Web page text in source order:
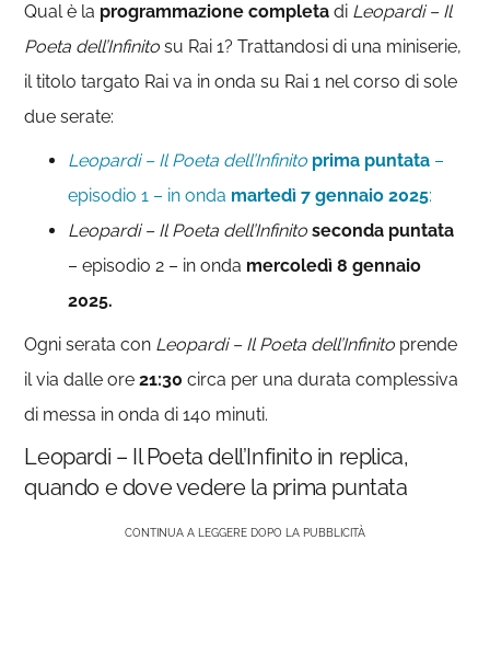
Qual è la programmazione completa di Leopardi – Il
Poeta dell’Infinito su Rai 1? Trattandosi di una miniserie,
il titolo targato Rai va in onda su Rai 1 nel corso di sole
due serate:
Leopardi – Il Poeta dell’Infinito prima puntata –
episodio 1 – in onda martedì 7 gennaio 2025:
Leopardi – Il Poeta dell’Infinito seconda puntata
– episodio 2 – in onda mercoledì 8 gennaio
2025.
Ogni serata con Leopardi – Il Poeta dell’Infinito prende
il via dalle ore21:30 circa per una durata complessiva
di messa in onda di 140 minuti.
Leopardi – Il Poeta dell’Infinito in replica,
quando e dove vedere la prima puntata
CONTINUA A LEGGERE DOPO LA PUBBLICITÀ